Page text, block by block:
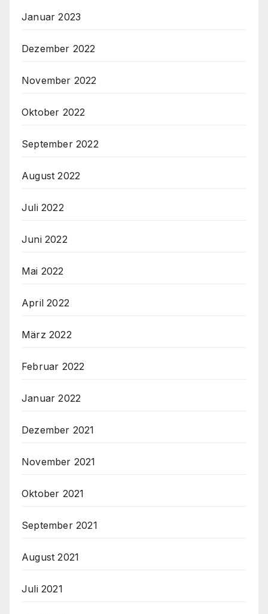
Januar 2023
Dezember 2022
November 2022
Oktober 2022
September 2022
August 2022
Juli 2022
Juni 2022
Mai 2022
April 2022
März 2022
Februar 2022
Januar 2022
Dezember 2021
November 2021
Oktober 2021
September 2021
August 2021
Juli 2021